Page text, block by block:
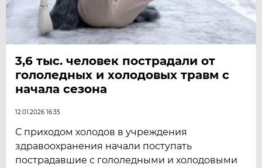
3,6 тыс. человек пострадали от
гололедных и холодовых травм с
начала сезона
12.01.2026 16:35
С приходом холодов в учреждения
здравоохранения начали поступать
пострадавшие с гололедными и холодовыми